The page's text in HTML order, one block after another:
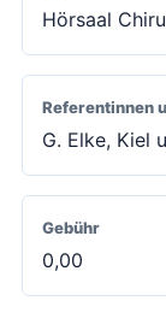
Hörsaal
Referentinnen
G. Elke, Kiel
Gebühr
0,00